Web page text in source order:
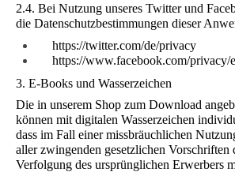
2.4. Bei Nutzung unseres Twitter und
die Datenschutzbestimmungen dieser
https://twitter.com/de/privacy
https://www.facebook.com/privacy/
3. E-Books und Wasserzeichen
Die in unserem Shop zum Download
können mit digitalen Wasserzeichen
dass im Fall einer missbräuchlichen
aller zwingenden gesetzlichen Vorschriften
Verfolgung des ursprünglichen Erwerbers